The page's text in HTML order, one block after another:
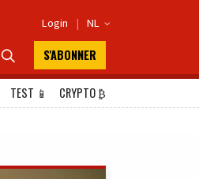
Login | NL 
 S'ABONNER
TEST 📱 CRYPTO₿